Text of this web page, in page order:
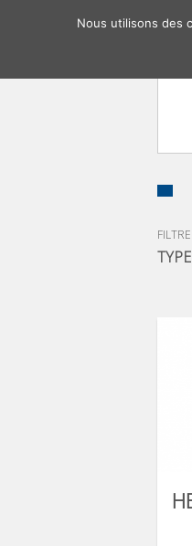
Nous utilisons des